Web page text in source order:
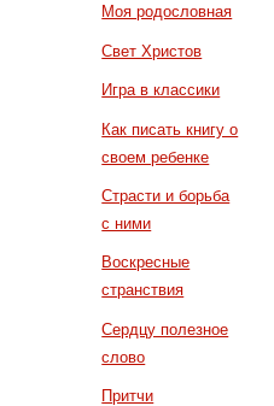
Моя родословная
Свет Христов
Игра в классики
Как писать книгу о
своем ребенке
Страсти и борьба
с ними
Воскресные
странствия
Сердцу полезное
слово
Притчи